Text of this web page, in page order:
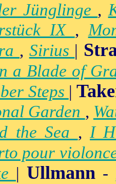
Jünglinge ,
IX ,
, Sirius |
a Blade of
Steps |
Garden ,
the Sea ,I
pour
|Ullmann -